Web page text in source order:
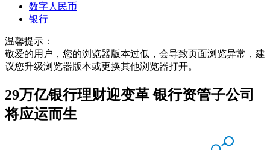
数字人民币
银行
温馨提示：
敬爱的用户，您的浏览器版本过低，会导致页面浏览异常，建
议您升级浏览器版本或更换其他浏览器打开。
29万亿银行理财迎变革 银行资管子公司
将应运而生